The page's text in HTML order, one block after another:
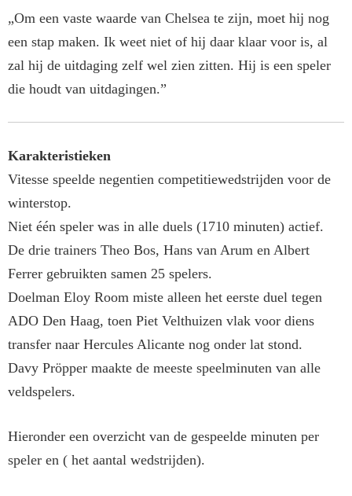
„Om een vaste waarde van Chelsea te zijn, moet hij nog
een stap ma­ken. Ik weet niet of hij daar klaar voor is, al
zal hij de uitdaging zelf wel zien zitten. Hij is een speler
die houdt van uitdagingen.”
Karakteristieken
Vitesse speelde negentien competi­tiewedstrijden voor de
winterstop.
Niet één speler was in alle duels (1710 minuten) actief.
De drie trainers Theo Bos, Hans van Arum en Albert
Ferrer gebruik­ten samen 25 spelers.
Doelman Eloy Room miste alleen het eerste duel tegen
ADO Den Haag, toen Piet Velthuizen vlak voor diens
transfer naar Hercules Alicante nog onder lat stond.
Davy Pröpper maakte de meeste speelminuten van alle
veldspelers.
Hieronder een overzicht van de ge­speelde minuten per
speler en ( het aantal wedstrijden).